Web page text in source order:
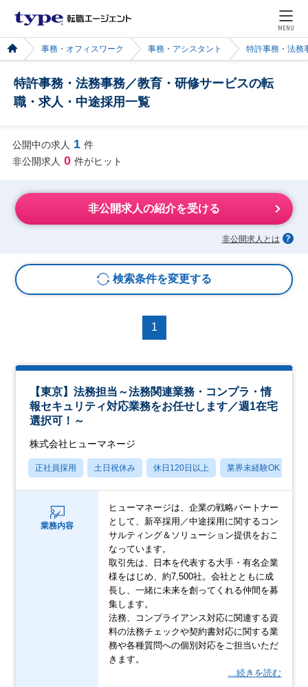
MENU
事務・オフィスワーク 事務・アシスタント 特許事務・法務
特許事務・法務事務／教育・研修サービスの転
職・求人・中途採用一覧
公開中の求人 1 件
非公開求人 0 件がヒット
非公開求人の紹介を受ける
非公開求人とは
検索条件を変更する
1
【東京】法務担当～法務関連業務・コンプラ・情
報セキュリティ対応業務をお任せします／週1在宅
選択可！～
株式会社ヒューマネージ
正社員採用 土日祝休み 休日120日以上 業界未経験OK
業務内容
ヒューマネージは、企業の戦略パートナー
として、新卒採用／中途採用に関するコン
サルティング＆ソリューション提供をおこ
なっています。
取引先は、日本を代表する大手・有名企業
様をはじめ、約7,500社。会社とともに成
長し、一緒に未来を創ってくれる仲間を募
集します。
法務、コンプライアンス対応に関連する資
料の法務チェックや契約書対応に関する業
務や各種質問への個別対応をご担当いただ
きます。
…続きを読む